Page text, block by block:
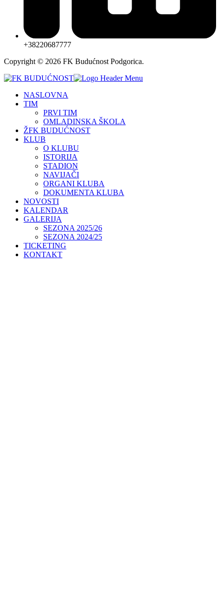
+38220687777
Copyright © 2026 FK Budućnost Podgorica.
NASLOVNA
TIM
PRVI TIM
OMLADINSKA ŠKOLA
ŽFK BUDUĆNOST
KLUB
O KLUBU
ISTORIJA
STADION
NAVIJAČI
ORGANI KLUBA
DOKUMENTA KLUBA
NOVOSTI
KALENDAR
GALERIJA
SEZONA 2025/26
SEZONA 2024/25
TICKETING
KONTAKT